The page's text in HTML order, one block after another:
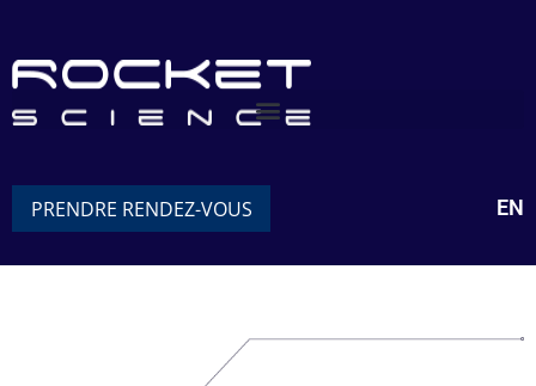
PRENDRE RENDEZ-VOUS EN